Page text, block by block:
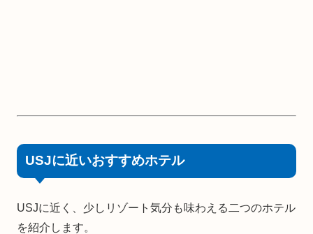
USJに近いおすすめホテル
USJに近く、少しリゾート気分も味わえる二つのホテル
を紹介します。